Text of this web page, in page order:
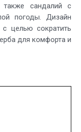
сандалий с
погоды. Дизайн
целью сократить
для комфорта и